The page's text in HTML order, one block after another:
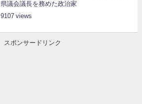
県議会議長を務めた政治家
9107
スポンサードリンク